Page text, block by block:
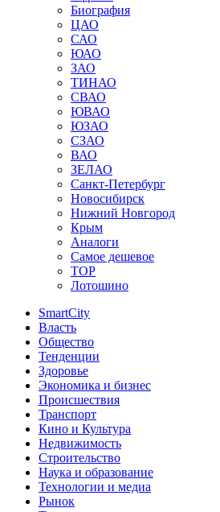
Биография
ЦАО
САО
ЮАО
ЗАО
ТИНАО
СВАО
ЮВАО
ЮЗАО
СЗАО
ВАО
ЗЕЛАО
Санкт-Петербург
Новосибирск
Нижний Новгород
Крым
Аналоги
Самое дешевое
TOP
Лотошино
SmartCity
Власть
Общество
Тенденции
Здоровье
Экономика и бизнес
Происшествия
Транспорт
Кино и Культура
Недвижимость
Строительство
Наука и образование
Технологии и медиа
Рынок